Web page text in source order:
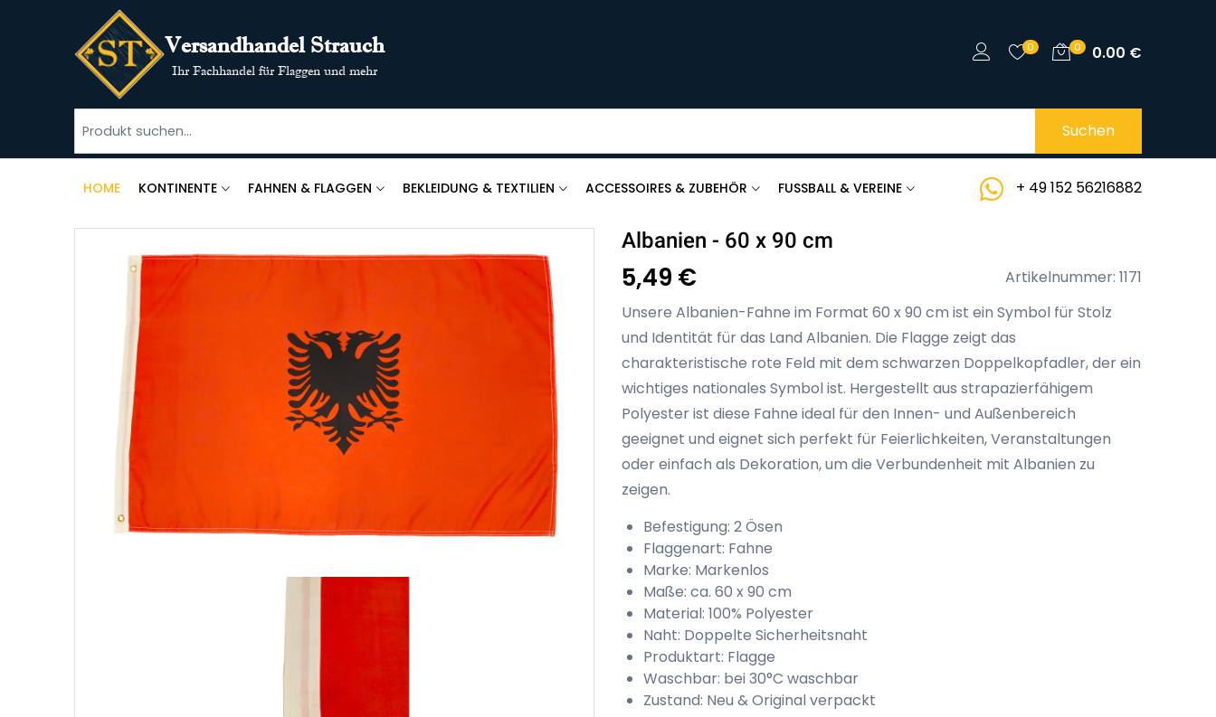
Versandhandel Strauch
Ihr Fachhandel für Flaggen und mehr
0 0 0.00 €
Suchen
HOME KONTINENTE FAHNEN & FLAGGEN BEKLEIDUNG & TEXTILIEN ACCESSOIRES & ZUBEHÖR FUSSBALL & VEREINE + 49 152 56216882
Albanien - 60 x 90 cm
5,49 €
Artikelnummer: 1171
Unsere Albanien-Fahne im Format 60 x 90 cm ist ein Symbol für Stolz
und Identität für das Land Albanien. Die Flagge zeigt das
charakteristische rote Feld mit dem schwarzen Doppelkopfadler, der ein
wichtiges nationales Symbol ist. Hergestellt aus strapazierfähigem
Polyester ist diese Fahne ideal für den Innen- und Außenbereich
geeignet und eignet sich perfekt für Feierlichkeiten, Veranstaltungen
oder einfach als Dekoration, um die Verbundenheit mit Albanien zu
zeigen.
Befestigung: 2 Ösen
Flaggenart: Fahne
Marke: Markenlos
Maße: ca. 60 x 90 cm
Material: 100% Polyester
Naht: Doppelte Sicherheitsnaht
Produktart: Flagge
Waschbar: bei 30°C waschbar
Zustand: Neu & Original verpackt